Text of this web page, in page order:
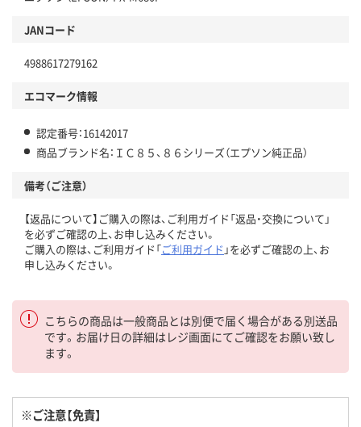
JANコード
4988617279162
エコマーク情報
認定番号：16142017
商品ブランド名：ＩＣ８５、８６シリーズ（エプソン純正品）
備考（ご注意）
【返品について】ご購入の際は、ご利用ガイド「返品・交換について」
を必ずご確認の上、お申し込みください。
ご購入の際は、ご利用ガイド「ご利用ガイド 」を必ずご確認の上、お
申し込みください。
こちらの商品は一般商品とは別便で届く場合がある別送品
です。お届け日の詳細はレジ画面にてご確認をお願い致し
ます。
※ご注意【免責】